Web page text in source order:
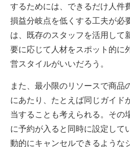
するためには、できるだけ人件
損益分岐点を低くする工夫が必
は、既存のスタッフを活用して
要に応じて人材をスポット的に
営スタイルがいいだろう。
また、最小限のリソースで商品
にあたり、たとえば同じガイド
当することも考えられる。その
に予約が入ると同時に設定して
動的にキャンセルできるような